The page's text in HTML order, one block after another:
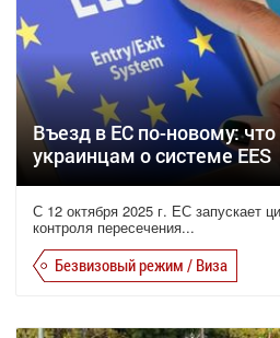
Въезд в ЕС по-новому:
украинцам о системе EES
С 12 октября 2025 г. ЕС запускает
контроля пересечения...
Безвизовый режим / Виза